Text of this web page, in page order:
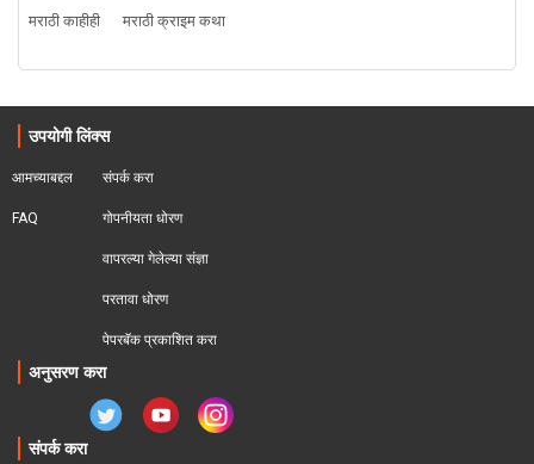
मराठी काहीही
मराठी क्राइम कथा
उपयोगी लिंक्स
आमच्याबद्दल
FAQ
संपर्क करा
गोपनीयता धोरण
वापरल्या गेलेल्या संज्ञा
परतावा धोरण
पेपरबॅक प्रकाशित करा
अनुसरण करा
संपर्क करा